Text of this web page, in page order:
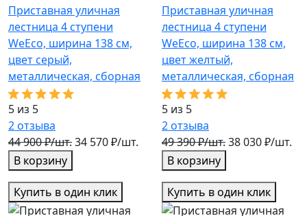
Приставная уличная
лестница 4 ступени
WeEco, ширина 138 см,
цвет серый,
металлическая, cборная
5 из 5
2отзыва
44 900 ₽/шт.34 570 ₽/шт.
В корзину
Купить в один клик
Приставная уличная
лестница 4 ступени
WeEco, ширина 138 см,
цвет желтый,
металлическая, cборная
5 из 5
2отзыва
49 390 ₽/шт.38 030 ₽/шт.
В корзину
Купить в один клик